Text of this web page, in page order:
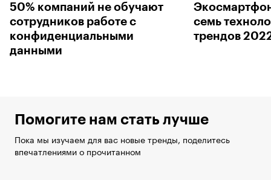
50% компаний не обучают
сотрудников работе с
конфиденциальными
данными
семь
трендов
Помогите нам стать лучше
Пока мы изучаем для вас новые тренды, поделитесь
впечатлениями о прочитанном